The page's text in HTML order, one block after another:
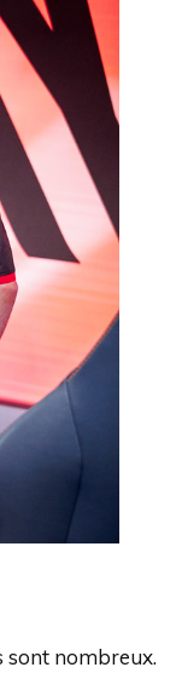
sont nombreux.